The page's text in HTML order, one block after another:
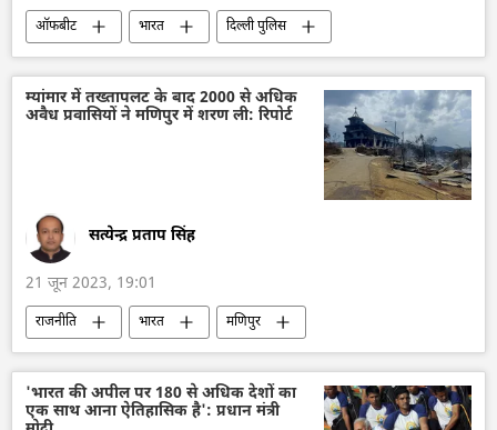
ऑफबीट भारत
दिल्ली पुलिस
दिल्ली
दक्षिण एशिया
अपराध
भ्रष्टाचार
म्यांमार में तख्तापलट के बाद 2000 से अधिक
अवैध प्रवासियों ने मणिपुर में शरण ली: रिपोर्ट
सत्येन्द्र प्रताप सिंह
21 जून 2023, 19:01
राजनीति भारत
मणिपुर
मणिपुर हिंसा
म्यांमार
म्यांमार की सैन्य सरकार
जातीय हिंसा
सांप्रदायिक हिंसा
'भारत की अपील पर 180 से अधिक देशों का
एक साथ आना ऐतिहासिक है': प्रधान मंत्री